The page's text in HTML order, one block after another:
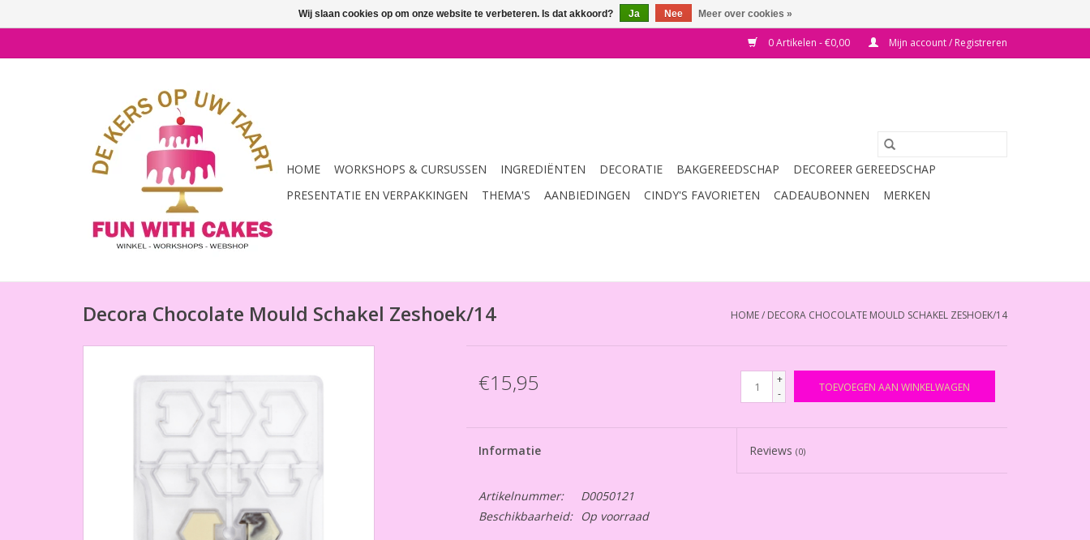
0 Artikelen - €0,00 Mijn account / Registreren
HOME WORKSHOPS & CURSUSSEN INGREDIËNTEN DECORATIE BAKGEREEDSCHAP
DECOREER GEREEDSCHAP
PRESENTATIE EN VERPAKKINGEN
THEMA'S AANBIEDINGEN CINDY'S FAVORIETEN CADEAUBONNEN MERKEN
Decora Chocolate Mould Schakel Zeshoek/14 HOME/ DECORA CHOCOLATE MOULD SCHAKEL ZESHOEK/14
€15,95
+
-
TOEVOEGEN AAN WINKELWAGEN
Informatie Reviews(0)
Artikelnummer:
D0050121
Beschikbaarheid:
Op voorraad
Wij slaan cookies op om onze website te verbeteren. Is dat akkoord? Ja Nee Meer over cookies »